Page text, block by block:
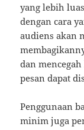
yang lebih
dengan cara
audiens akan
dan
pesan dapat
Penggunaan
minim juga